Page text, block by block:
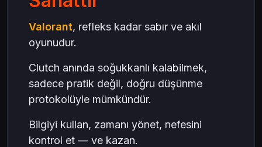
Valorant, refleks kadar sabır ve akıl
oyunudur.
Clutch anında soğukkanlı kalabilmek,
sadece pratik değil, doğru düşünme
protokolüyle mümkündür.
Bilgiyi kullan, zamanı yönet, nefesini
kontrol et — ve kazan.